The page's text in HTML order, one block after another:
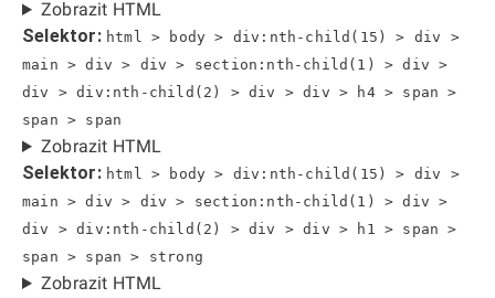
Zobrazit HTML
Selektor: html > body > div:nth-child(15) > div >
main > div > div > section:nth-child(1) > div >
div > div:nth-child(2) > div > div > h4 > span >
span > span
Zobrazit HTML
Selektor: html > body > div:nth-child(15) > div >
main > div > div > section:nth-child(1) > div >
div > div:nth-child(2) > div > div > h1 > span >
span > span > strong
Zobrazit HTML